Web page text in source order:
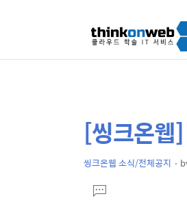
상
세
컨
텐
본
문
제
[씽크온웹
씽크온웹 소식/전체공지
문댓
글